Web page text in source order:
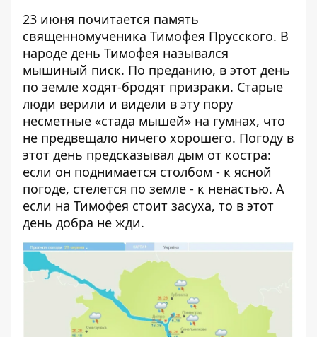
23 июня почитается память
священномученика Тимофея Прусского. В
народе день Тимофея назывался
мышиный писк. По преданию, в этот день
по земле ходят-бродят призраки. Старые
люди верили и видели в эту пору
несметные «стада мышей» на гумнах, что
не предвещало ничего хорошего. Погоду в
этот день предсказывал дым от костра:
если он поднимается столбом - к ясной
погоде, стелется по земле - к ненастью. А
если на Тимофея стоит засуха, то в этот
день добра не жди.